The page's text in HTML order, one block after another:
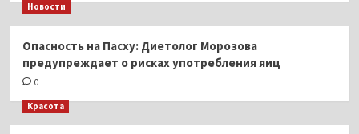
Новости
Опасность на Пасху: Диетолог Морозова
предупреждает о рисках употребления яиц
0
Красота